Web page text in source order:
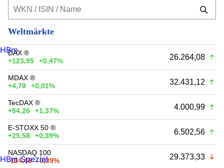
Weltmärkte
DAX ®
+123,95
+0,47% 26.264,08
MDAX ®
+4,79
+0,01% 32.431,12
TecDAX ®
+54,26
+1,37% 4.000,99
E-STOXX 50 ®
+25,58
+0,39% 6.502,56
NASDAQ 100
-114,46
-0,39% 29.373,33
HBm
HBm Spezial